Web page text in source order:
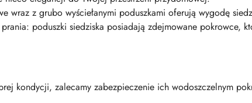
wraz z grubo wyściełanymi poduszkami oferują wygodę
poduszki siedziska posiadają zdejmowane pokrowce,
kondycji, zalecamy zabezpieczenie ich wodoszczelnym